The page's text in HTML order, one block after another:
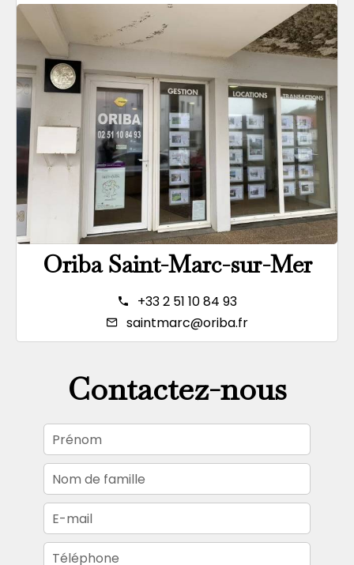
Oriba Saint-Marc-sur-Mer
+33 2 51 10 84 93
saintmarc@oriba.fr
Contactez-nous